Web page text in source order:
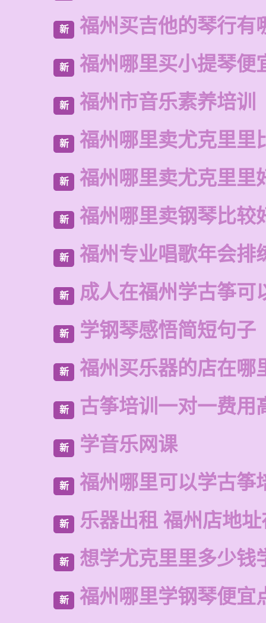
新 福州买吉他的琴行有
新 福州哪里买小提琴便
新 福州市音乐素养培训
新 福州哪里卖尤克里里
新 福州哪里卖尤克里里
新 福州哪里卖钢琴比较
新 福州专业唱歌年会排
新 成人在福州学古筝可
新 学钢琴感悟简短句子
新 福州买乐器的店在哪
新 古筝培训一对一费用
新 学音乐网课
新 福州哪里可以学古筝
新 乐器出租 福州店地
新 想学尤克里里多少钱
新 福州哪里学钢琴便宜